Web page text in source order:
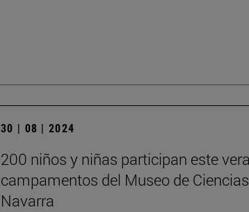
30 | 08 | 2024
200 niños y niñas participan este
campamentos del Museo de
Navarra